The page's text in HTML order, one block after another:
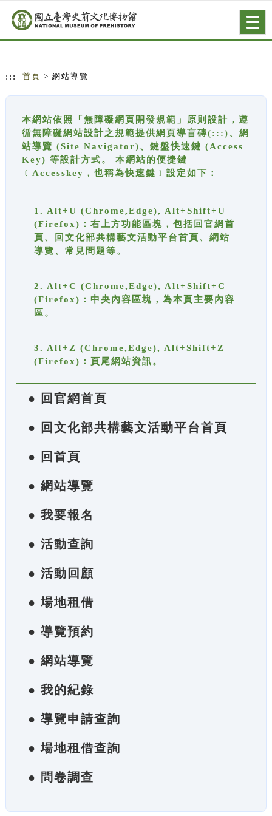
跳到主要內容
網站導覽
::: 首頁 > 網站導覽
本網站依照「無障礙網頁開發規範」原則設計，遵
循無障礙網站設計之規範提供網頁導盲磚(:::)、網
站導覽 (Site Navigator)、鍵盤快速鍵 (Access
Key) 等設計方式。 本網站的便捷鍵
﹝Accesskey，也稱為快速鍵﹞設定如下：
1. Alt+U (Chrome,Edge), Alt+Shift+U
(Firefox)：右上方功能區塊，包括回官網首
頁、回文化部共構藝文活動平台首頁、網站
導覽、常見問題等。
2. Alt+C (Chrome,Edge), Alt+Shift+C
(Firefox)：中央內容區塊，為本頁主要內容
區。
3. Alt+Z (Chrome,Edge), Alt+Shift+Z
(Firefox)：頁尾網站資訊。
● 回官網首頁
● 回文化部共構藝文活動平台首頁
● 回首頁
● 網站導覽
● 我要報名
● 活動查詢
● 活動回顧
● 場地租借
● 導覽預約
● 網站導覽
● 我的紀錄
● 導覽申請查詢
● 場地租借查詢
● 問卷調查